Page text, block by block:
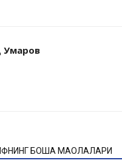
Умаров
БОШҚА МАҚОЛАЛАРИ